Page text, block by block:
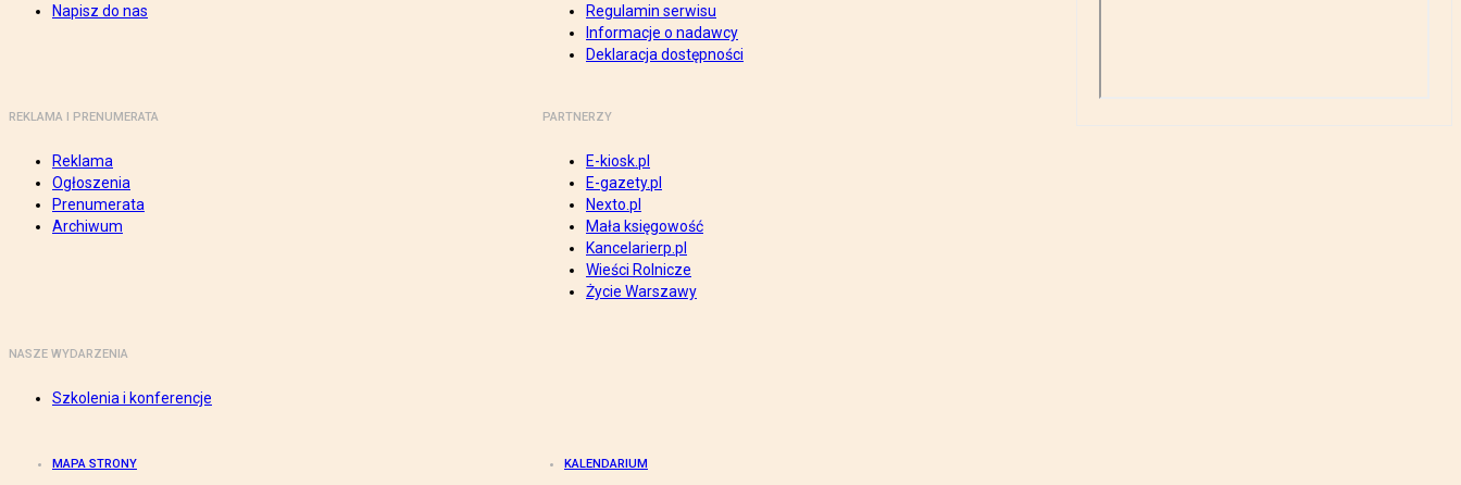
Napisz do nas
Regulamin serwisu
Informacje o nadawcy
Deklaracja dostępności
REKLAMA I PRENUMERATA
Reklama
Ogłoszenia
Prenumerata
Archiwum
PARTNERZY
E-kiosk.pl
E-gazety.pl
Nexto.pl
Mała księgowość
Kancelarierp.pl
Wieści Rolnicze
Życie Warszawy
NASZE WYDARZENIA
Szkolenia i konferencje
MAPA STRONY KALENDARIUM